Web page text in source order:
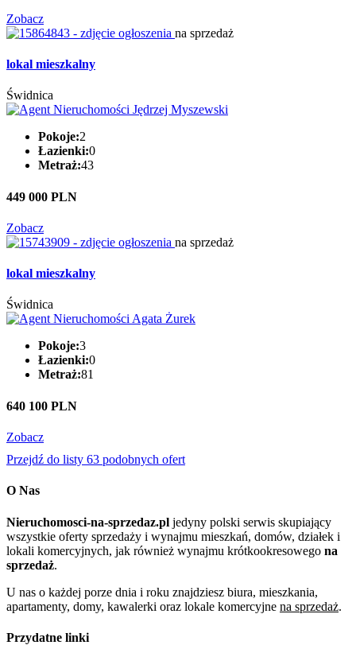
Zobacz
na sprzedaż
lokal mieszkalny
Świdnica
Pokoje:2
Łazienki:0
Metraż:43
449 000 PLN
Zobacz
na sprzedaż
lokal mieszkalny
Świdnica
Pokoje:3
Łazienki:0
Metraż:81
640 100 PLN
Zobacz
Przejdź do listy 63 podobnych ofert
O Nas
Nieruchomosci-na-sprzedaz.pl jedyny polski serwis skupiający
wszystkie oferty sprzedaży i wynajmu mieszkań, domów, działek i
lokali komercyjnych, jak również wynajmu krótkookresowego na
sprzedaż.
U nas o każdej porze dnia i roku znajdziesz biura, mieszkania,
apartamenty, domy, kawalerki oraz lokale komercyjne na sprzedaż.
Przydatne linki